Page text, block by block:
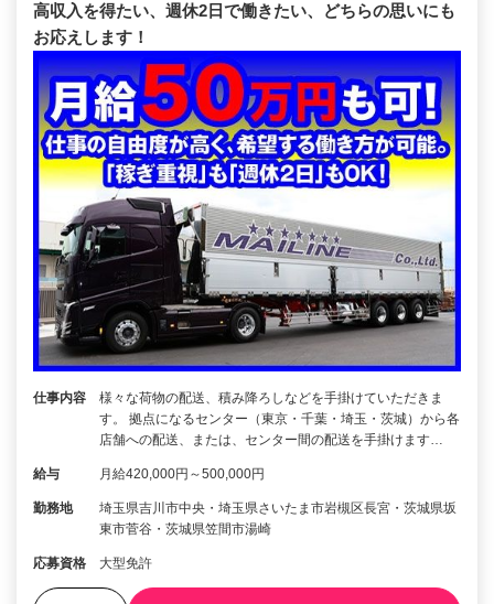
高収入を得たい、週休2日で働きたい、どちらの思いにも
お応えします！
仕事内容
様々な荷物の配送、積み降ろしなどを手掛けていただきま
す。 拠点になるセンター（東京・千葉・埼玉・茨城）から各
店舗への配送、または、センター間の配送を手掛けます…
給与 月給420,000円～500,000円
勤務地
埼玉県吉川市中央・埼玉県さいたま市岩槻区長宮・茨城県坂
東市菅谷・茨城県笠間市湯崎
応募資格 大型免許